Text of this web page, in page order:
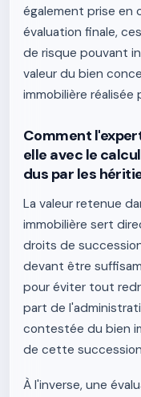
également prise en
évaluation finale,
de risque pouvant
valeur du bien
immobilière réalisée
Comment
elle avec le
dus par les
La valeur retenue
immobilière sert
droits de
devant être
pour éviter tout
part de
contestée du bien
de cette
À l'inverse, une